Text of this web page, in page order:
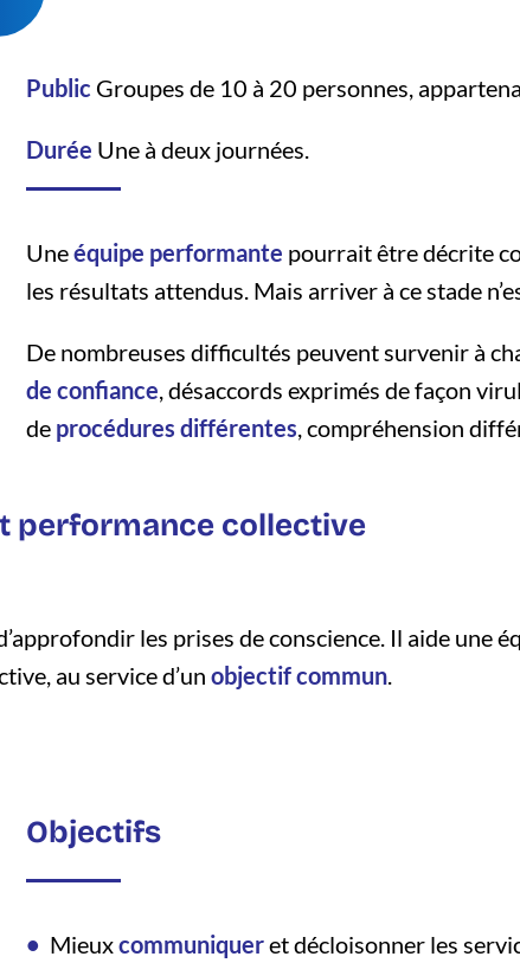
Public Groupes de 10 à 20 personnes,
Durée Une à deux journées.
Uneéquipe performante pourrait être décrite
les résultats attendus. Mais arriver à ce stade
De nombreuses difficultés peuvent survenir à
de confiance, désaccords exprimés de façon
de procédures différentes, compréhension
performance collective
les prises de conscience. Il aide une
au service d’unobjectif commun.
Objectifs
Mieuxcommuniqueret décloisonner les